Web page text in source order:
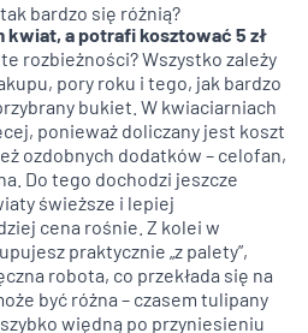
bardzo się różnią?
kwiat, a potrafi kosztować 5 zł
te rozbieżności? Wszystko zależy
pory roku i tego, jak bardzo
bukiet. W kwiaciarniach
ponieważ doliczany jest koszt
ozdobnych dodatków – celofan,
Do tego dochodzi jeszcze
świeższe i lepiej
cena rośnie. Z kolei w
praktycznie „z palety”,
robota, co przekłada się na
być różna – czasem tulipany
więdną po przyniesieniu